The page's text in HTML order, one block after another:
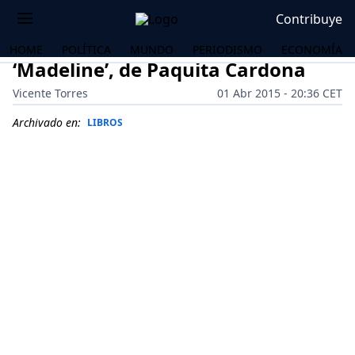
Contribuye
HOME POLÍTICA MUNDO PERIODISMO ECONOMÍA
‘Madeline’, de Paquita Cardona
Vicente Torres
01 Abr 2015 - 20:36 CET
Archivado en: LIBROS